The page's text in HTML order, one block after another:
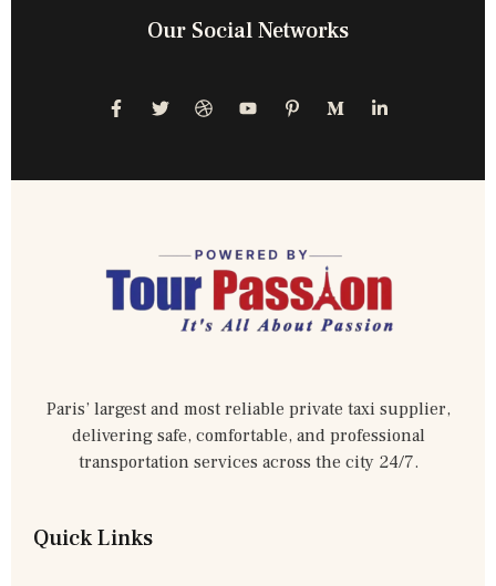
Our Social Networks
Paris’ largest and most reliable private taxi supplier,
delivering safe, comfortable, and professional
transportation services across the city 24/7.
Quick Links